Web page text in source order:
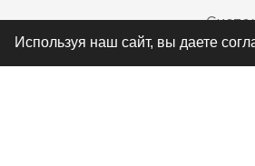
Используя наш сайт, вы даете